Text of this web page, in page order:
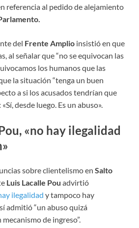
referencia al pedido de alejamiento
del Frente Amplio insistió en que
al señalar que “no se equivocan las
los humanos que las
la situación “tenga un buen
a si los acusados tendrían que
desde luego. Es un abuso».
«no hay ilegalidad
sobre clientelismo en Salto
Luis Lacalle Pou advirtió
ilegalidad y tampoco hay
admitió “un abuso quizá
de ingreso”.